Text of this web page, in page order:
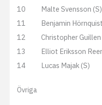
10
Malte Svensson (S)
11
Benjamin
12
Christopher Guillen
13
Elliot Eriksson
14
Lucas Majak (S)
Övriga